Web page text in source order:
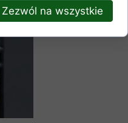
Zezwól na wszystkie